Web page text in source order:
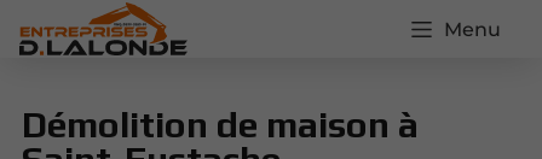
Menu
Démolition de maison à